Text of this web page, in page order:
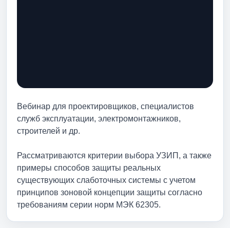
Вебинар для проектировщиков, специалистов
служб эксплуатации, электромонтажников,
строителей и др.
Рассматриваются критерии выбора УЗИП, а также
примеры способов защиты реальных
существующих слаботочных системы с учетом
принципов зоновой концепции защиты согласно
требованиям серии норм МЭК 62305.